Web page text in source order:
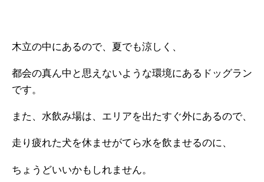
木立の中にあるので、夏でも涼しく、
都会の真ん中と思えないような環境にあるドッグラン
です。
また、水飲み場は、エリアを出たすぐ外にあるので、
走り疲れた犬を休ませがてら水を飲ませるのに、
ちょうどいいかもしれません。